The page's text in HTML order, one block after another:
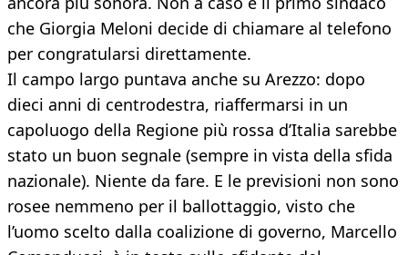
che Giorgia Meloni decide di chiamare al telefono
per congratularsi direttamente.
Il campo largo puntava anche su Arezzo: dopo
dieci anni di centrodestra, riaffermarsi in un
capoluogo della Regione più rossa d’Italia sarebbe
stato un buon segnale (sempre in vista della sfida
nazionale). Niente da fare. E le previsioni non sono
rosee nemmeno per il ballottaggio, visto che
l’uomo scelto dalla coalizione di governo, Marcello